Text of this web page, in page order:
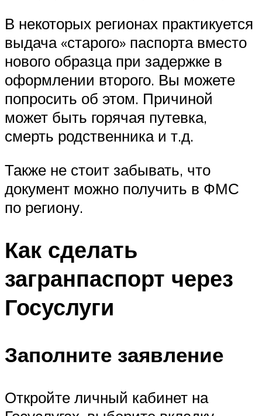
В некоторых регионах практикуется
выдача «старого» паспорта вместо
нового образца при задержке в
оформлении второго. Вы можете
попросить об этом. Причиной
может быть горячая путевка,
смерть родственника и т.д.
Также не стоит забывать, что
документ можно получить в ФМС
по региону.
Как сделать
загранпаспорт через
Госуслуги
Заполните заявление
Откройте личный кабинет на